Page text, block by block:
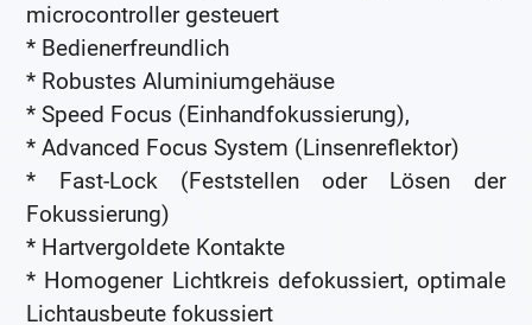
microcontroller gesteuert
* Bedienerfreundlich
* Robustes Aluminiumgehäuse
* Speed Focus (Einhandfokussierung),
* Advanced Focus System (Linsenreflektor)
* Fast-Lock (Feststellen oder Lösen der
Fokussierung)
* Hartvergoldete Kontakte
* Homogener Lichtkreis defokussiert, optimale
Lichtausbeute fokussiert